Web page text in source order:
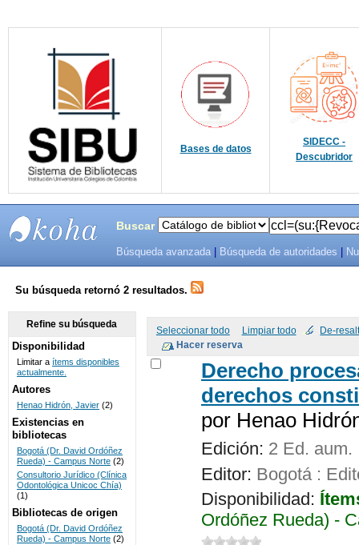
Bases de datos
SIDECC -
Descubridor
SISTEMAS
DE
BIBLIOTECAS
UNICOC
Buscar
Búsqueda avanzada Búsqueda de autoridades
Su búsqueda retornó 2 resultados.
Seleccionar todo Limpiar todo De-
Derecho
derechos
por Henao
Edición: 2 Ed. aum.
Editor: Bogotá :
Disponibilidad:
Ordóñez Rueda) -
Refine su búsqueda
Disponibilidad
Limitar a ítems disponibles
actualmente.
Autores
Henao Hidrón, Javier (2)
Existencias en
bibliotecas
Bogotá (Dr. David Ordóñez
Rueda) - Campus Norte (2)
Consultorio Jurídico (Clínica
Odontológica Unicoc Chía)
(1)
Bibliotecas de origen
Bogotá (Dr. David Ordóñez
Rueda) - Campus Norte (2)